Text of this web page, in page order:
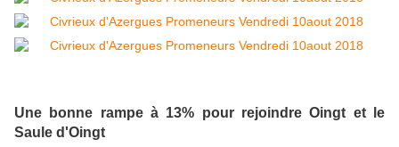
Une bonne rampe à 13% pour rejoindre Oingt et le
Saule d'Oingt